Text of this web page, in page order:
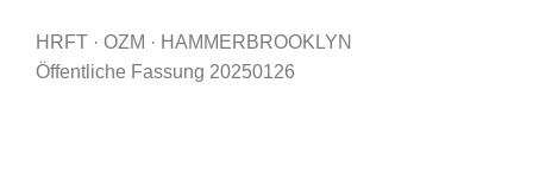
HRFT · OZM · HAMMERBROOKLYN
Öffentliche Fassung 20250126